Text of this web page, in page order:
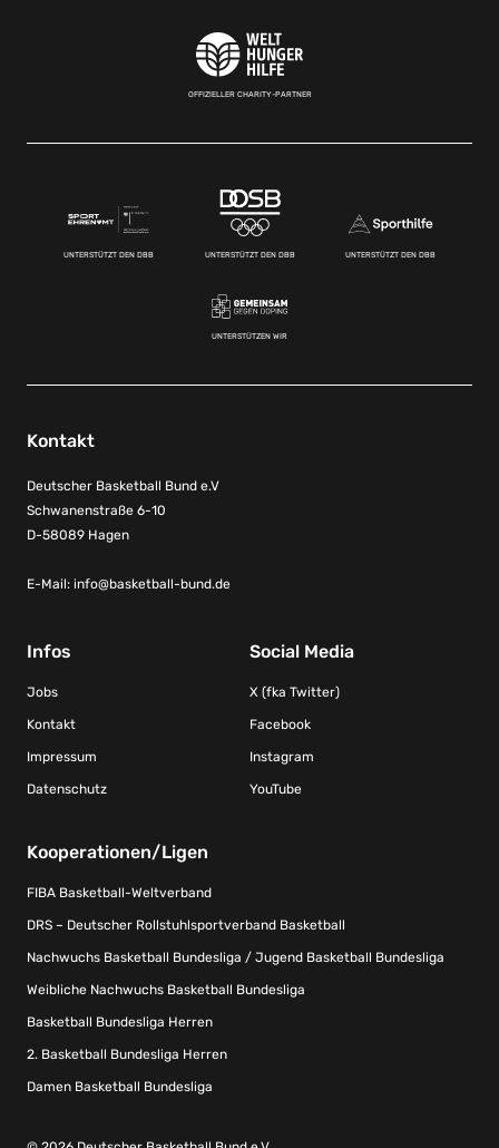
OFFIZIELLER CHARITY-PARTNER
UNTERSTÜTZT DEN DBB UNTERSTÜTZT DEN DBB UNTERSTÜTZT DEN DBB
UNTERSTÜTZEN WIR
Kontakt
Deutscher Basketball Bund e.V
Schwanenstraße 6-10
D-58089 Hagen
E-Mail: info@basketball-bund.de
Infos
Jobs
Kontakt
Impressum
Datenschutz
Social Media
X (fka Twitter)
Facebook
Instagram
YouTube
Kooperationen/Ligen
FIBA Basketball-Weltverband
DRS – Deutscher Rollstuhlsportverband Basketball
Nachwuchs Basketball Bundesliga / Jugend Basketball Bundesliga
Weibliche Nachwuchs Basketball Bundesliga
Basketball Bundesliga Herren
2. Basketball Bundesliga Herren
Damen Basketball Bundesliga